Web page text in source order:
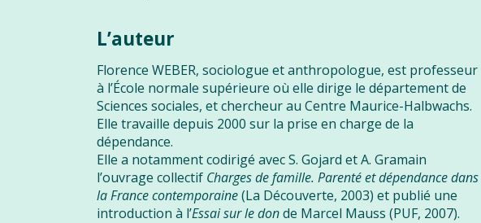
L’auteur
Florence WEBER, sociologue et anthropologue, est professeur
à l’École normale supérieure où elle dirige le département de
Sciences sociales, et chercheur au Centre Maurice-Halbwachs.
Elle travaille depuis 2000 sur la prise en charge de la
dépendance.
Elle a notamment codirigé avec S. Gojard et A. Gramain
l’ouvrage collectif Charges de famille. Parenté et dépendance dans
la France contemporaine(La Découverte, 2003) et publié une
introduction à l’Essai sur le donde Marcel Mauss (PUF, 2007).